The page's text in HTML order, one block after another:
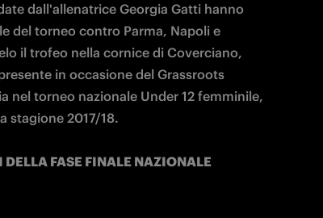
dall'allenatrice Georgia Gatti hanno
del torneo contro Parma, Napoli e
il trofeo nella cornice di Coverciano,
in occasione del Grassroots
nel torneo nazionale Under 12 femminile,
stagione 2017/18.
FASE FINALE NAZIONALE